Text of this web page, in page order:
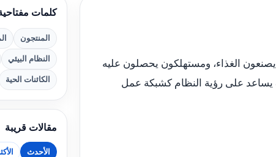
يصنعون الغذاء، ومستهلكون يحصلون عليه
يساعد على رؤية النظام كشبكة عمل
كلمات
المنتجون
النظام البيئي
الكائنات الحية
مقالات قريبة
الأحدث